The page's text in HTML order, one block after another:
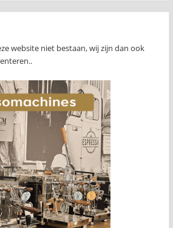
website niet bestaan, wij zijn dan ook